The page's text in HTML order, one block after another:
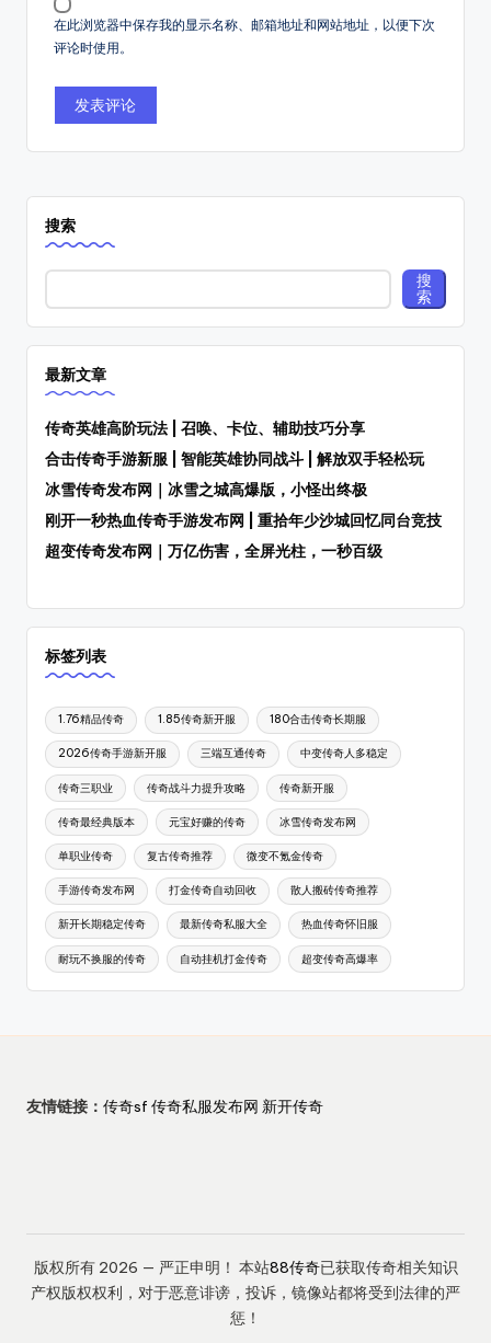
在此浏览器中保存我的显示名称、邮箱地址和网站地址，以便下次
评论时使用。
搜索
搜
索
最新文章
传奇英雄高阶玩法 | 召唤、卡位、辅助技巧分享
合击传奇手游新服 | 智能英雄协同战斗 | 解放双手轻松玩
冰雪传奇发布网｜冰雪之城高爆版，小怪出终极
刚开一秒热血传奇手游发布网 | 重拾年少沙城回忆同台竞技
超变传奇发布网｜万亿伤害，全屏光柱，一秒百级
标签列表
1.76精品传奇 1.85传奇新开服 180合击传奇长期服
2026传奇手游新开服 三端互通传奇 中变传奇人多稳定
传奇三职业 传奇战斗力提升攻略 传奇新开服
传奇最经典版本 元宝好赚的传奇 冰雪传奇发布网
单职业传奇 复古传奇推荐 微变不氪金传奇
手游传奇发布网 打金传奇自动回收 散人搬砖传奇推荐
新开长期稳定传奇 最新传奇私服大全 热血传奇怀旧服
耐玩不换服的传奇 自动挂机打金传奇 超变传奇高爆率
友情链接： 传奇sf 传奇私服发布网 新开传奇
版权所有 2026 — 严正申明！ 本站88传奇已获取传奇相关知识
产权版权权利，对于恶意诽谤，投诉，镜像站都将受到法律的严
惩！